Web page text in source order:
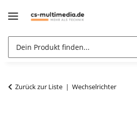
Zurück zur Liste Wechselrichter